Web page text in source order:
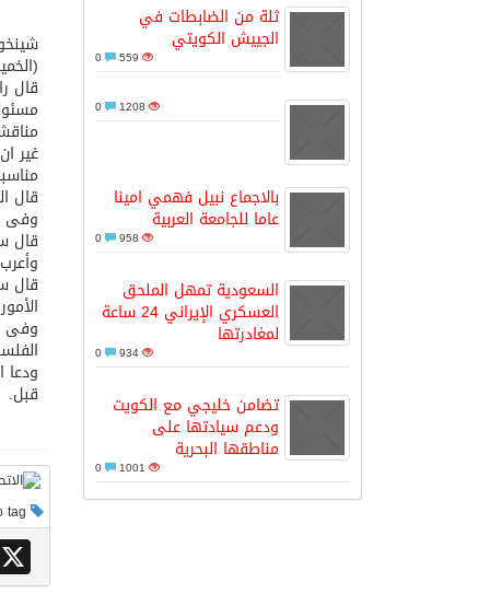
مدينة الملك سلمان للطاقة
كسوة الكعبة تعتلي البيت العتيق
“سبيس إكس” تطلق 24 قمرًا صناعيًا جديدًا إلى الفضاء
ثلة من الضابطات في
الجييش الكويتي
559
1208
بالاجماع نبيل فهمي امينا
عاما للجامعة العربية
958
السعودية تمهل الملحق
العسكري الإيراني 24 ساعة
لمغادرتها
934
تضامن خليجي مع الكويت
ودعم سيادتها على
مناطقها البحرية
1001
قال
غير
قال
وفى
قال
قال
وفى
ودعا
قبل.
X